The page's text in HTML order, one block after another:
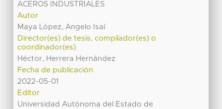
ACEROS INDUSTRIALES
Autor
Maya López, Angelo Isaí
Director(es) de tesis, compilador(es) o
coordinador(es)
Héctor, Herrera Hernández
Fecha de publicación
2022-05-01
Editor
Universidad Autónoma del Estado de